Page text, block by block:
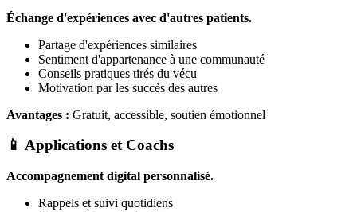
Échange d'expériences avec d'autres patients.
Partage d'expériences similaires
Sentiment d'appartenance à une communauté
Conseils pratiques tirés du vécu
Motivation par les succès des autres
Avantages : Gratuit, accessible, soutien émotionnel
📱 Applications et Coachs
Accompagnement digital personnalisé.
Rappels et suivi quotidiens